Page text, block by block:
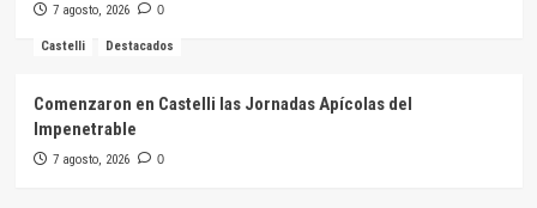
7 agosto, 2026 0
Castelli Destacados
Comenzaron en Castelli las Jornadas Apícolas del
Impenetrable
7 agosto, 2026 0